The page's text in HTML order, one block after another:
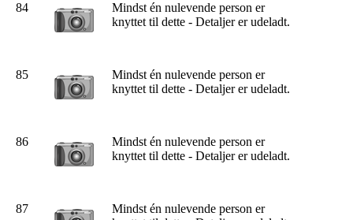
84
Mindst én nulevende person er
knyttet til dette - Detaljer er udeladt.
85
Mindst én nulevende person er
knyttet til dette - Detaljer er udeladt.
86
Mindst én nulevende person er
knyttet til dette - Detaljer er udeladt.
87
Mindst én nulevende person er